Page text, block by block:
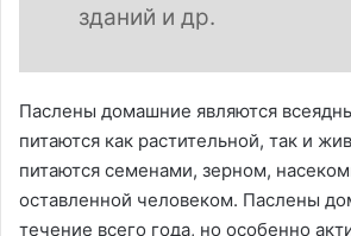
зданий и др.
Паслены домашние являются
питаются как растительной, так и
питаются семенами, зерном,
оставленной человеком. Паслены
течение всего года, но особенно